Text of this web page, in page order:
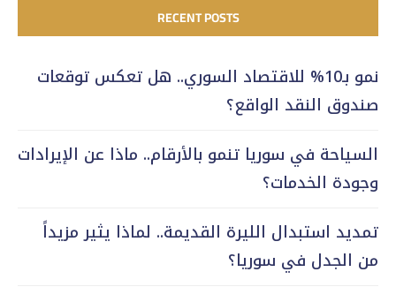
RECENT POSTS
نمو بـ10% للاقتصاد السوري.. هل تعكس توقعات
صندوق النقد الواقع؟
السياحة في سوريا تنمو بالأرقام.. ماذا عن الإيرادات
وجودة الخدمات؟
تمديد استبدال الليرة القديمة.. لماذا يثير مزيداً
من الجدل في سوريا؟